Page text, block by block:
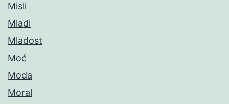
Misli
Mladi
Mladost
Moć
Moda
Moral